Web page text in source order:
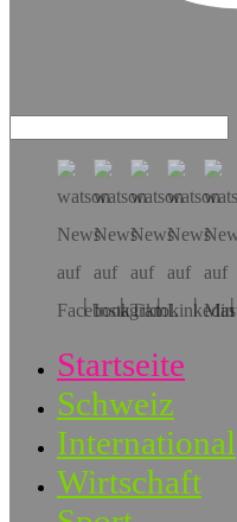
Startseite
Schweiz
International
Wirtschaft